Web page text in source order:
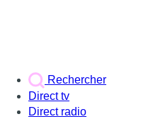
Rechercher
Direct tv
Direct radio